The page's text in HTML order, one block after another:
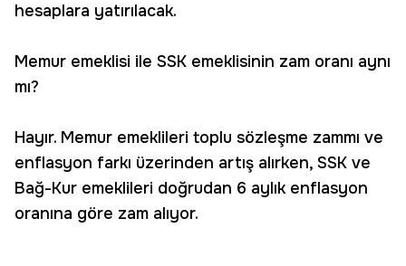
hesaplara yatırılacak.
Memur emeklisi ile SSK emeklisinin zam oranı aynı
mı?
Hayır. Memur emeklileri toplu sözleşme zammı ve
enflasyon farkı üzerinden artış alırken, SSK ve
Bağ-Kur emeklileri doğrudan 6 aylık enflasyon
oranına göre zam alıyor.